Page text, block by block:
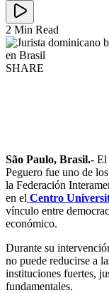
2 Min Read
SHARE
São Paulo, Brasil.- El
Peguero fue uno de
la Federación
en el Centro
vínculo entre
económico.
Durante su
no puede reducirse a
instituciones fuertes,
fundamentales.